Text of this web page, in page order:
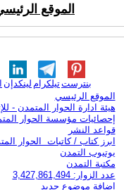
الموقع
لينكدإن تيلكرامبنترست
الموقع الرئيسي
هيئة ادارة الحوار المتمدن -
إحصائيات مؤسسة الحوار
قواعد النشر
ابرز كتاب / كاتبات الحوار
يوتيوب التمدن
مكتبة التمدن
عدد الزوار: 3,427,861,494
اضافة موضوع جديد